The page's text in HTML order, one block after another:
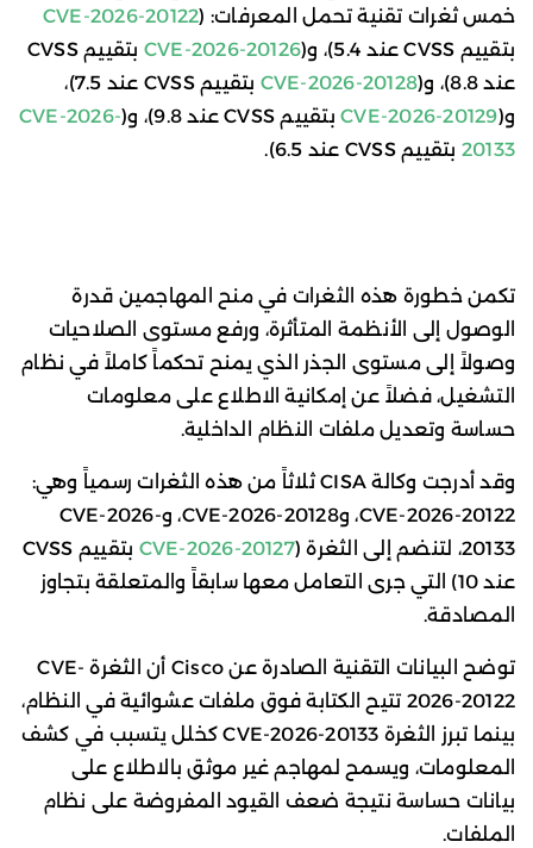
خمس ثغرات تقنية تحمل المعرفات: (CVE-2026-20122
بتقييم CVSS عند 5.4)، و(
CVE-2026-20126
بتقييم CVSS
عند 8.8)، و(
CVE-2026-20128
بتقييم CVSS عند 7.5)،
و(CVE-2026-20129بتقييم CVSS عند 9.8)، و(
CVE-2026-
20133 بتقييم CVSS عند 6.5).
تكمن خطورة هذه الثغرات في منح المهاجمين قدرة
الوصول إلى الأنظمة المتأثرة، ورفع مستوى الصلاحيات
وصولاً إلى مستوى الجذر الذي يمنح تحكماً كاملاً في نظام
التشغيل، فضلاً عن إمكانية الاطلاع على معلومات
حساسة وتعديل ملفات النظام الداخلية.
وقد أدرجت وكالة CISA ثلاثاً من هذه الثغرات رسمياً وهي:
CVE-2026-20122، وCVE-2026-20128، وCVE-2026-
20133، لتنضم إلى الثغرة (
CVE-2026-20127
بتقييم CVSS
عند 10) التي جرى التعامل معها سابقاً والمتعلقة بتجاوز
المصادقة.
توضح البيانات التقنية الصادرة عن Cisco أن الثغرة CVE-
2026-20122 تتيح الكتابة فوق ملفات عشوائية في النظام،
بينما تبرز الثغرة CVE-2026-20133 كخلل يتسبب في كشف
المعلومات، ويسمح لمهاجم غير موثق بالاطلاع على
بيانات حساسة نتيجة ضعف القيود المفروضة على نظام
الملفات.